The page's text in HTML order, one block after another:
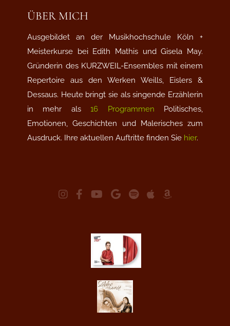
ÜBER MICH
Ausgebildet an der Musikhochschule Köln +
Meisterkurse bei Edith Mathis und Gisela May.
Gründerin des KURZWEIL-Ensembles mit einem
Repertoire aus den Werken Weills, Eislers &
Dessaus. Heute bringt sie als singende Erzählerin
in mehr als16 Programmen Politisches,
Emotionen, Geschichten und Malerisches zum
Ausdruck. Ihre aktuellen Auftritte finden Sie hier.